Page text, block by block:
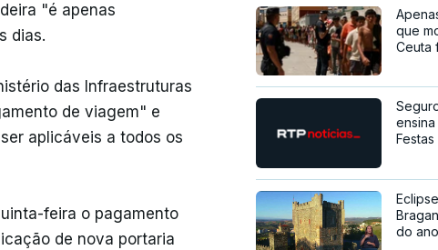
"é apenas
dias.
das Infraestruturas
de viagem" e
aplicáveis a todos os
feira o pagamento
de nova portaria
que
Ceuta
do ano